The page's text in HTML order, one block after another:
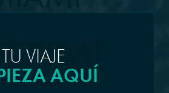
TU VIAJE
AQUÍ